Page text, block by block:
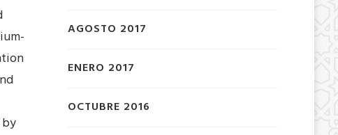
AGOSTO 2017
ENERO 2017
OCTUBRE 2016